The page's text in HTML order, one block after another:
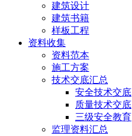
建筑设计
建筑书籍
样板工程
资料收集
资料范本
施工方案
技术交底汇总
安全技术交底
质量技术交底
三级安全教育
监理资料汇总